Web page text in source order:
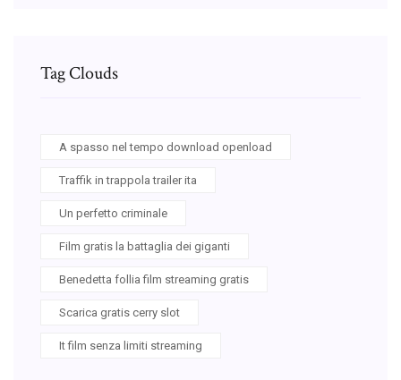
Tag Clouds
A spasso nel tempo download openload
Traffik in trappola trailer ita
Un perfetto criminale
Film gratis la battaglia dei giganti
Benedetta follia film streaming gratis
Scarica gratis cerry slot
It film senza limiti streaming